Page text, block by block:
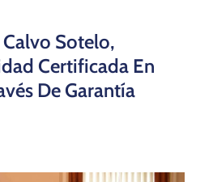
Sotelo,
Certificada En
De Garantía